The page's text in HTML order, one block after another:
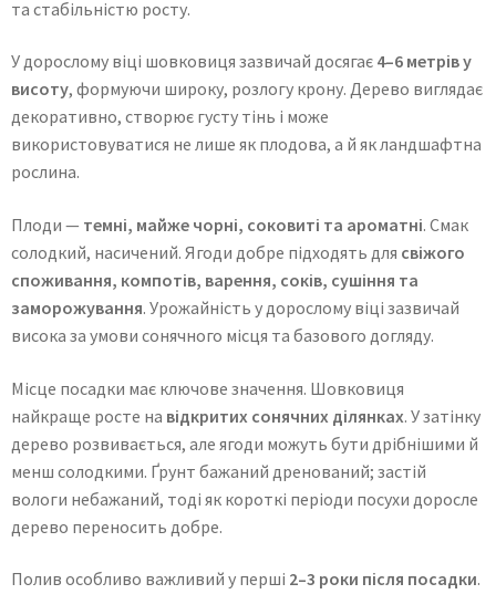
та стабільністю росту.
У дорослому віці шовковиця зазвичай досягає 4–6 метрів у
висоту, формуючи широку, розлогу крону. Дерево виглядає
декоративно, створює густу тінь і може
використовуватися не лише як плодова, а й як ландшафтна
рослина.
Плоди — темні, майже чорні, соковиті та ароматні. Смак
солодкий, насичений. Ягоди добре підходять для свіжого
споживання, компотів, варення, соків, сушіння та
заморожування. Урожайність у дорослому віці зазвичай
висока за умови сонячного місця та базового догляду.
Місце посадки має ключове значення. Шовковиця
найкраще росте на відкритих сонячних ділянках. У затінку
дерево розвивається, але ягоди можуть бути дрібнішими й
менш солодкими. Ґрунт бажаний дренований; застій
вологи небажаний, тоді як короткі періоди посухи доросле
дерево переносить добре.
Полив особливо важливий у перші 2–3 роки після посадки.